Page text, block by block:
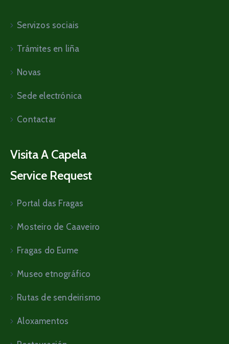
Servizos sociais
Trámites en liña
Novas
Sede electrónica
Contactar
Visita A Capela
Service Request
Portal das Fragas
Mosteiro de Caaveiro
Fragas do Eume
Museo etnográfico
Rutas de sendeirismo
Aloxamentos